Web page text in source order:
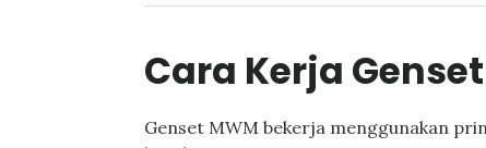
Cara Kerja
Genset MWM bekerja menggunakan